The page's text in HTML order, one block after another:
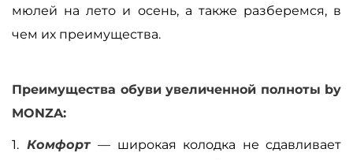
мюлей на лето и осень, а также разберемся, в
чем их преимущества.
Преимущества обуви увеличенной полноты by
MONZA:
1. Комфорт — широкая колодка не сдавливает